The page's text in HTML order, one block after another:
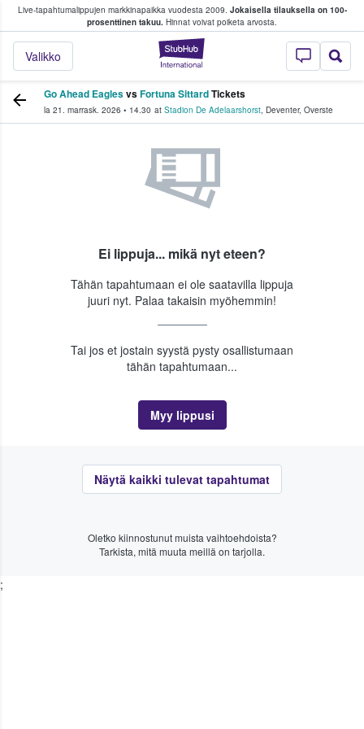
Live-tapahtumalippujen markkinapaikka vuodesta 2009. Jokaisella tilauksella on 100-
prosenttinen takuu. Hinnat voivat poiketa arvosta.
StubHub -
Valikko
fanit ostavat ja myyvät lippuja
Go Ahead EaglesvsFortuna SittardTickets
la 21. marrask. 2026 • 14.30 at Stadion De Adelaarshorst, Deventer, Overste
Ei lippuja... mikä nyt eteen?
Tähän tapahtumaan ei ole saatavilla lippuja
juuri nyt. Palaa takaisin myöhemmin!
Tai jos et jostain syystä pysty osallistumaan
tähän tapahtumaan...
Myy lippusi
Näytä kaikki tulevat tapahtumat
Oletko kiinnostunut muista vaihtoehdoista?
Tarkista, mitä muuta meillä on tarjolla.
;